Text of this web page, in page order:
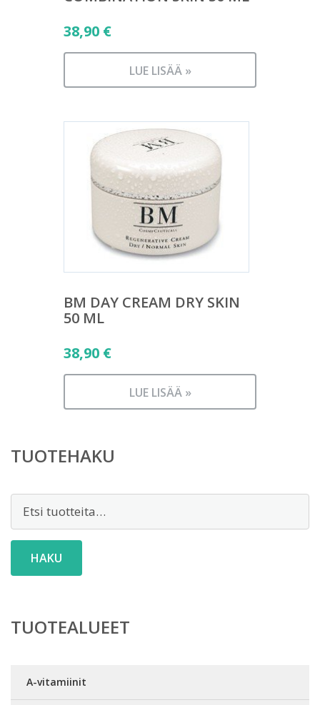
38,90 €
LUE LISÄÄ »
BM DAY CREAM DRY SKIN
50 ML
38,90 €
LUE LISÄÄ »
TUOTEHAKU
Etsi:
HAKU
TUOTEALUEET
A-vitamiinit